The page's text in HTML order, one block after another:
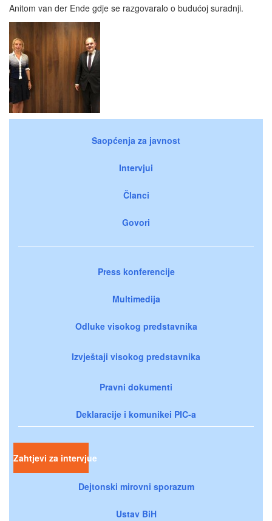
Anitom van der Ende gdje se razgovaralo o budućoj suradnji.
Saopćenja za javnost
Intervjui
Članci
Govori
Press konferencije
Multimedija
Odluke visokog predstavnika
Izvještaji visokog predstavnika
Pravni dokumenti
Deklaracije i komunikei PIC-a
Zahtjevi za intervjue
Dejtonski mirovni sporazum
Ustav BiH